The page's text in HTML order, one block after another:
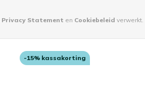
Privacy Statement en Cookiebeleid verwerkt.
-15% kassakorting